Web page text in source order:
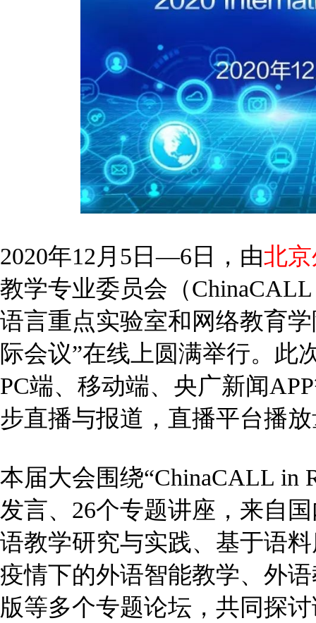
2020年12月5日—6日，由北
教学专业委员会（
语言重点实验室和网络教育
际会议”在线上圆满举行。此
PC端、移动端、央广新闻
步直播与报道，直播平台播
本届大会围绕“ChinaCALL in
发言、26个专题讲座，来自
语教学研究与实践、基于语
疫情下的外语智能教学、外
版等多个专题论坛，共同探